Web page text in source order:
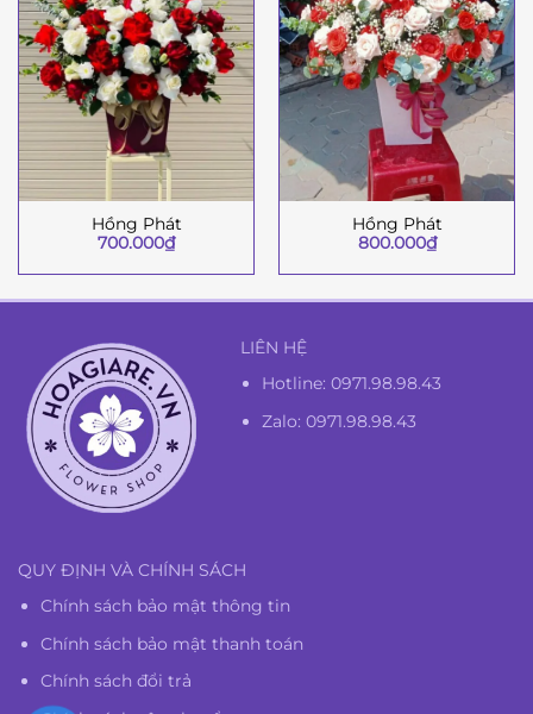
Hồng Phát
700.000₫
Hồng Phát
800.000₫
LIÊN HỆ
Hotline:0971.98.98.43
Zalo: 0971.98.98.43
QUY ĐỊNH VÀ CHÍNH SÁCH
Chính sách bảo mật thông tin
Chính sách bảo mật thanh toán
Chính sách đổi trả